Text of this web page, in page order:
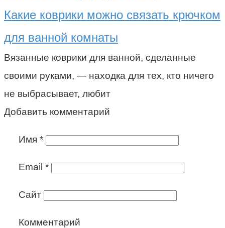
Какие коврики можно связать крючком
для ванной комнаты
Вязанные коврики для ванной, сделанные
своими руками, — находка для тех, кто ничего
не выбрасывает, любит
Добавить комментарий
Имя *
Email *
Сайт
Комментарий